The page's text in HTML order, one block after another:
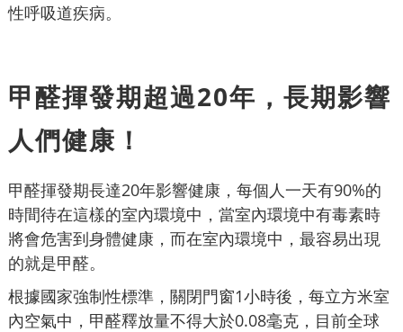
性呼吸道疾病。
甲醛揮發期超過20年，長期影響
人們健康！
甲醛揮發期長達20年影響健康，每個人一天有90%的
時間待在這樣的室內環境中，當室內環境中有毒素時
將會危害到身體健康，而在室內環境中，最容易出現
的就是甲醛。
根據國家強制性標準，關閉門窗1小時後，每立方米室
內空氣中，甲醛釋放量不得大於0.08毫克，目前全球